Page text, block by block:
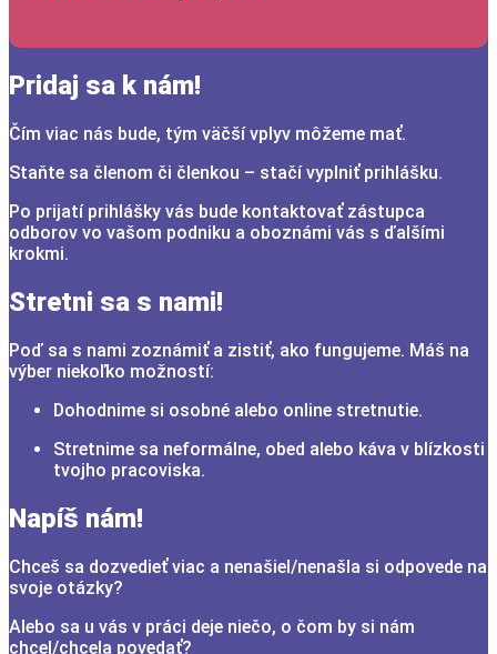
Pridaj sa k nám!
Čím viac nás bude, tým väčší vplyv môžeme mať.
Staňte sa členom či členkou – stačí vyplniť prihlášku.
Po prijatí prihlášky vás bude kontaktovať zástupca
odborov vo vašom podniku a oboznámi vás s ďalšími
krokmi.
Stretni sa s nami!
Poď sa s nami zoznámiť a zistiť, ako fungujeme. Máš na
výber niekoľko možností:
Dohodnime si osobné alebo online stretnutie.
Stretnime sa neformálne, obed alebo káva v blízkosti
tvojho pracoviska.
Napíš nám!
Chceš sa dozvedieť viac a nenašiel/nenašla si odpovede na
svoje otázky?
Alebo sa u vás v práci deje niečo, o čom by si nám
chcel/chcela povedať?